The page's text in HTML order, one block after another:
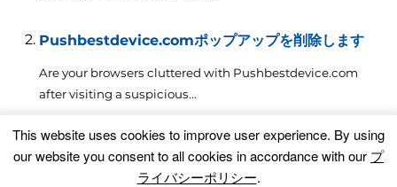
Pushbestdevice.comポップアップを削除します
Are your browsers cluttered with Pushbestdevice.com
after visiting a suspicious...
Woosh.proブラウザハイジャッカーリダイレクトを
削除します
Woosh.proリダイレクトがブラウザプログラムに表示されます?
This website uses cookies to improve user experience. By using
our website you consent to all cookies in accordance with our プ
ライバシーポリシー.